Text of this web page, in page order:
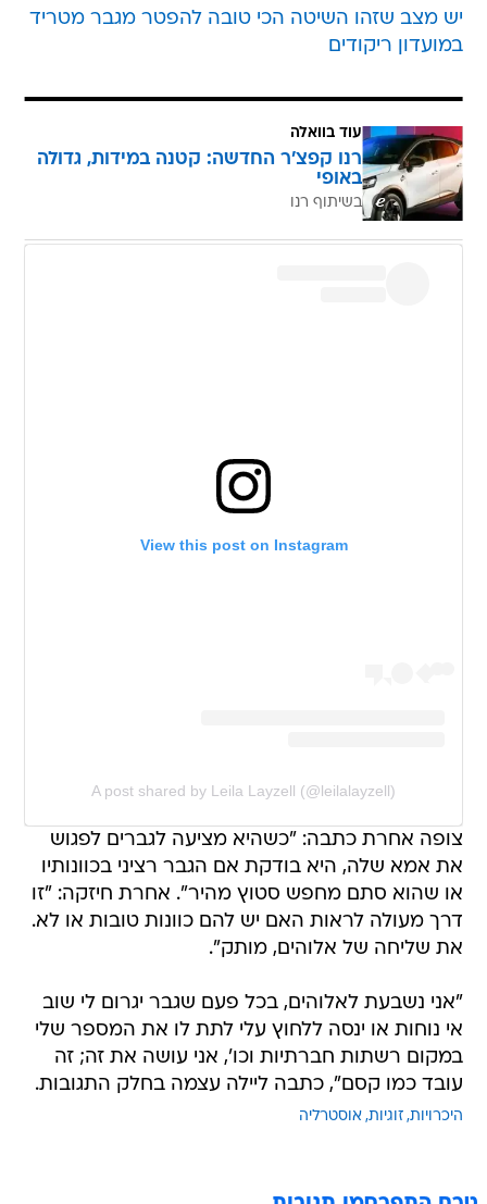
יש מצב שזהו השיטה הכי טובה להפטר מגבר מטריד
במועדון ריקודים
עוד בוואלה
רנו קפצ'ר החדשה: קטנה במידות, גדולה
באופי
בשיתוף רנו
View this post on Instagram
A post shared by Leila Layzell (@leilalayzell)
צופה אחרת כתבה: "כשהיא מציעה לגברים לפגוש
את אמא שלה, היא בודקת אם הגבר רציני בכוונותיו
או שהוא סתם מחפש סטוץ מהיר". אחרת חיזקה: "זו
דרך מעולה לראות האם יש להם כוונות טובות או לא.
את שליחה של אלוהים, מותק".
"אני נשבעת לאלוהים, בכל פעם שגבר יגרום לי שוב
אי נוחות או ינסה ללחוץ עלי לתת לו את המספר שלי
במקום רשתות חברתיות וכו', אני עושה את זה; זה
עובד כמו קסם", כתבה ליילה עצמה בחלק התגובות.
היכרויות זוגיות אוסטרליה